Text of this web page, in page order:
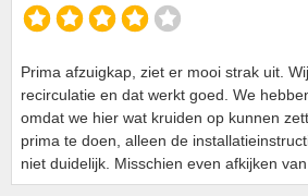
Prima afzuigkap, ziet er mooi strak uit.
recirculatie en dat werkt goed. We
omdat we hier wat kruiden op kunnen
prima te doen, alleen de
niet duidelijk. Misschien even afkijken